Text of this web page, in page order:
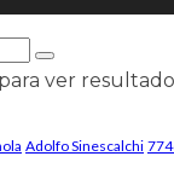
ver
Adolfo Sinescalchi